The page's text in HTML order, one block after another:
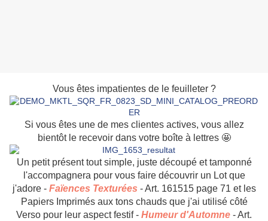
Vous êtes impatientes de le feuilleter ?
Si vous êtes une de mes clientes actives, vous allez
bientôt le recevoir dans votre boîte à lettres 🤩
Un petit présent tout simple, juste découpé et tamponné
l'accompagnera pour vous faire découvrir un Lot que
j'adore - Faïences Texturées - Art. 161515 page 71 et les
Papiers Imprimés aux tons chauds que j'ai utilisé côté
Verso pour leur aspect festif - Humeur d'Automne - Art.